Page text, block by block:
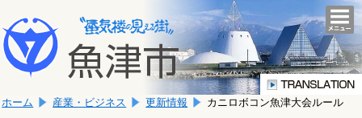
文
へ
移
ま
こ
か
文
ホーム 産業・ビジネス 更新情報 カニロボコン魚津大会ルール